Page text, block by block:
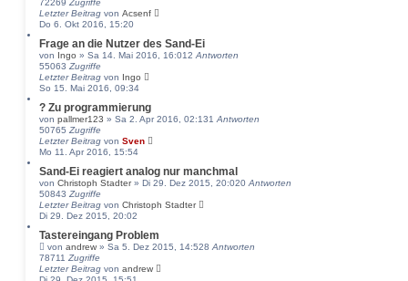
72269 Zugriffe
Letzter Beitrag von Acsenf
Do 6. Okt 2016, 15:20
Frage an die Nutzer des Sand-Ei
von Ingo » Sa 14. Mai 2016, 16:012 Antworten
55063 Zugriffe
Letzter Beitrag von Ingo
So 15. Mai 2016, 09:34
? Zu programmierung
von pallmer123 » Sa 2. Apr 2016, 02:131 Antworten
50765 Zugriffe
Letzter Beitrag von Sven
Mo 11. Apr 2016, 15:54
Sand-Ei reagiert analog nur manchmal
von Christoph Stadter» Di 29. Dez 2015, 20:020 Antworten
50843 Zugriffe
Letzter Beitrag von Christoph Stadter
Di 29. Dez 2015, 20:02
Tastereingang Problem
von andrew » Sa 5. Dez 2015, 14:528 Antworten
78711 Zugriffe
Letzter Beitrag von andrew